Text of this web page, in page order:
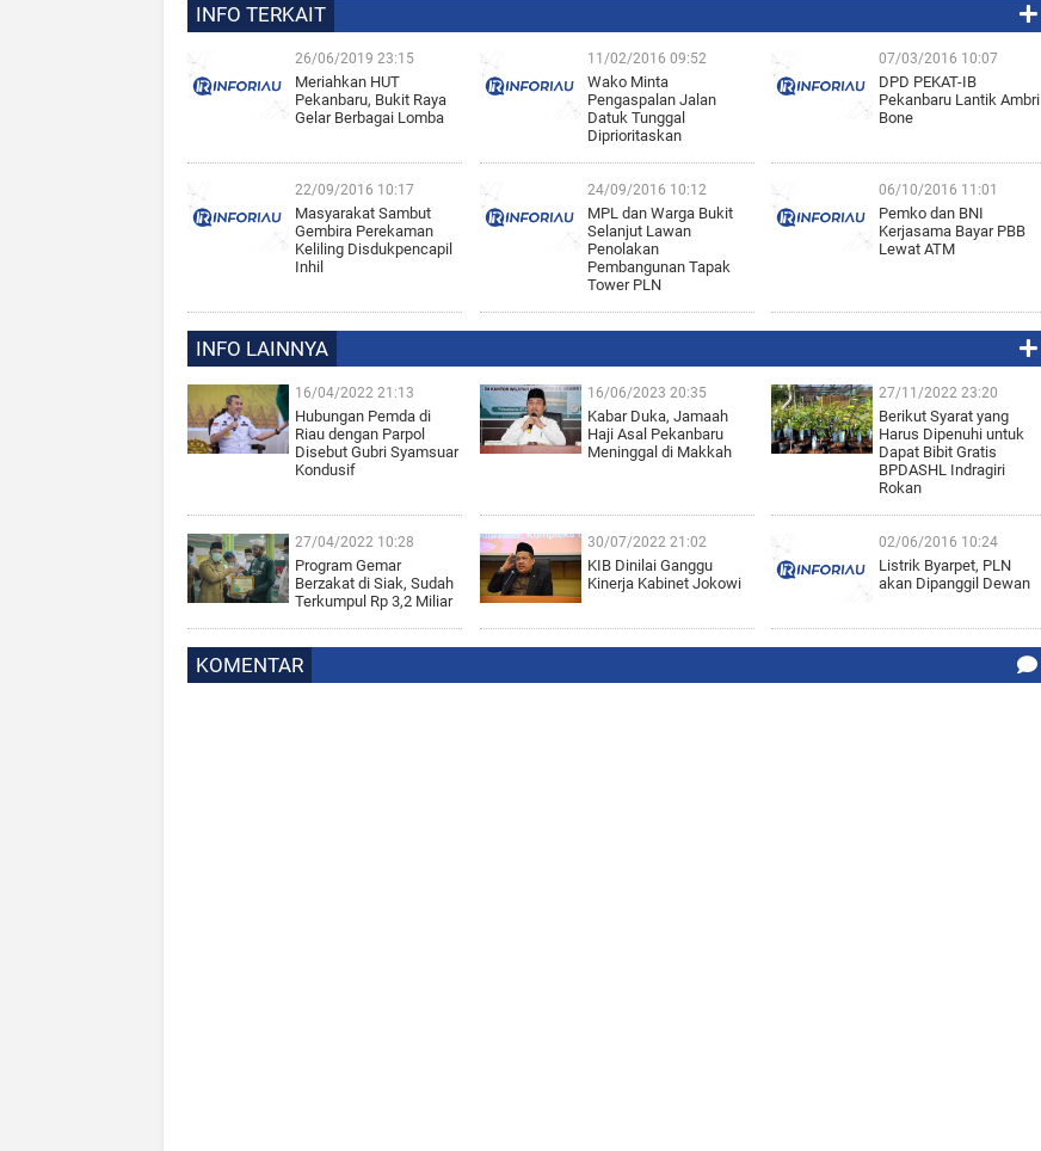
INFO TERKAIT
26/06/2019 23:15
Meriahkan HUT
Pekanbaru, Bukit Raya
Gelar Berbagai Lomba
11/02/2016 09:52
Wako Minta
Pengaspalan Jalan
Datuk Tunggal
Diprioritaskan
07/03/2016 10:07
DPD PEKAT-IB
Pekanbaru Lantik Ambri
Bone
22/09/2016 10:17
Masyarakat Sambut
Gembira Perekaman
Keliling Disdukpencapil
Inhil
24/09/2016 10:12
MPL dan Warga Bukit
Selanjut Lawan
Penolakan
Pembangunan Tapak
Tower PLN
06/10/2016 11:01
Pemko dan BNI
Kerjasama Bayar PBB
Lewat ATM
INFO LAINNYA
16/04/2022 21:13
Hubungan Pemda di
Riau dengan Parpol
Disebut Gubri Syamsuar
Kondusif
16/06/2023 20:35
Kabar Duka, Jamaah
Haji Asal Pekanbaru
Meninggal di Makkah
27/11/2022 23:20
Berikut Syarat yang
Harus Dipenuhi untuk
Dapat Bibit Gratis
BPDASHL Indragiri
Rokan
27/04/2022 10:28
Program Gemar
Berzakat di Siak, Sudah
Terkumpul Rp 3,2 Miliar
30/07/2022 21:02
KIB Dinilai Ganggu
Kinerja Kabinet Jokowi
02/06/2016 10:24
Listrik Byarpet, PLN
akan Dipanggil Dewan
KOMENTAR